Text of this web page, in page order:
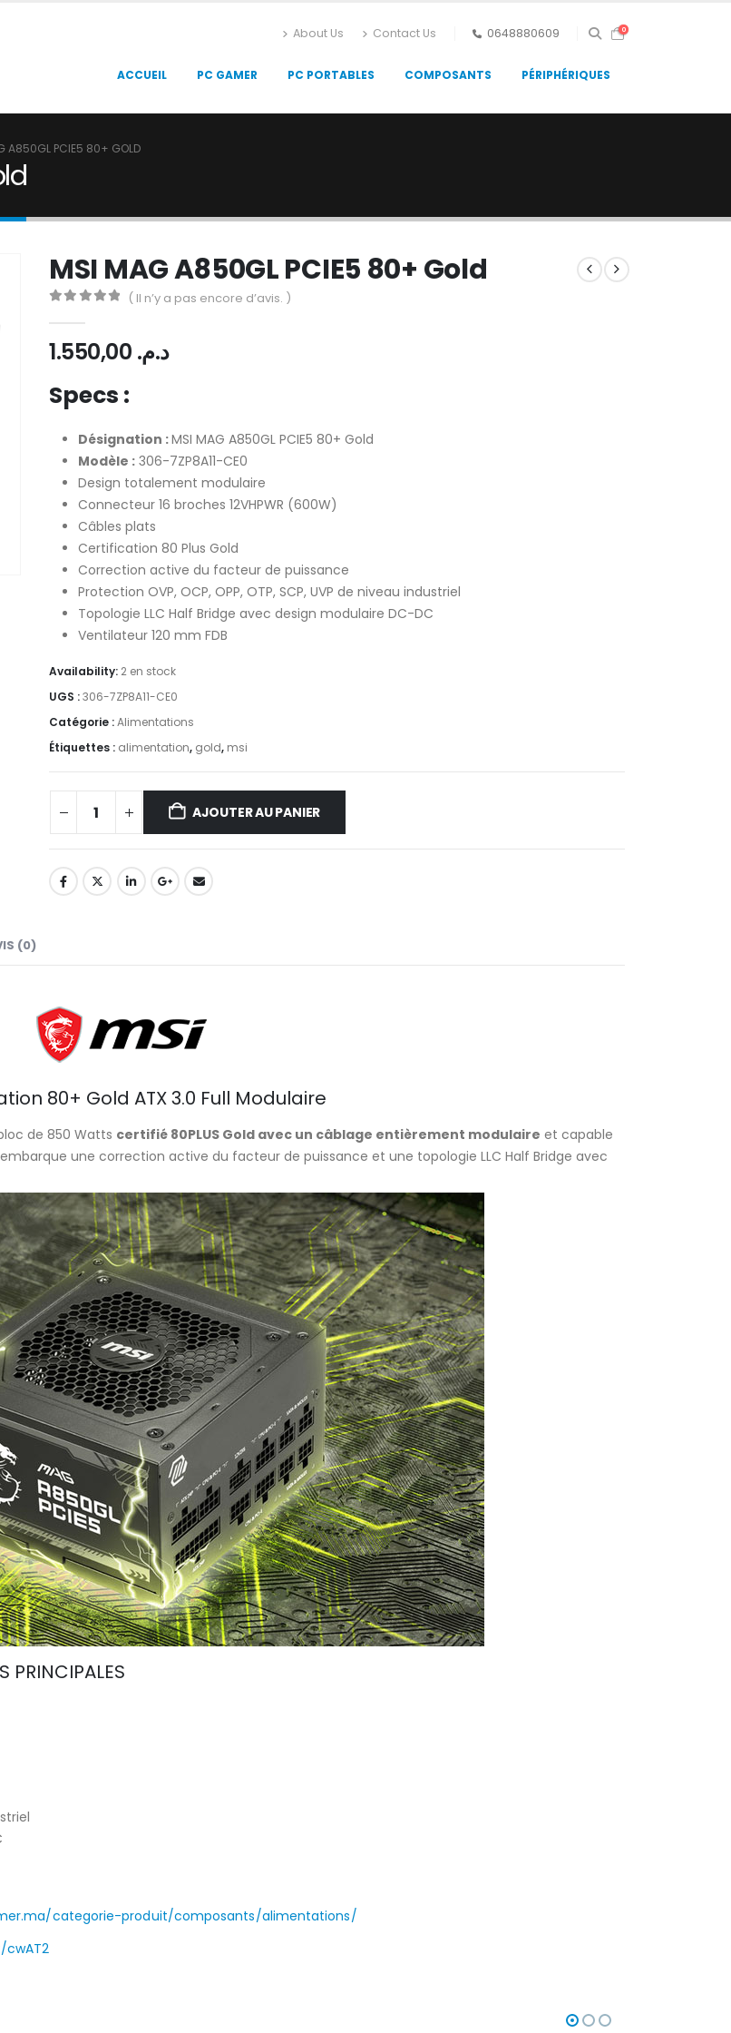
About Us Contact Us 0648880609 0
ACCUEIL PC GAMER PC PORTABLES COMPOSANTS PÉRIPHÉRIQUES
A850GL PCIE5 80+ GOLD
MSI MAG A850GL PCIE5 80+ Gold
( Il n’y a pas encore d’avis. )
د.م.
Specs :
Désignation :MSI MAG A850GL PCIE5 80+ Gold
Modèle : 306-7ZP8A11-CE0
Design totalement modulaire
Connecteur 16 broches 12VHPWR (600W)
Câbles plats
Certification 80 Plus Gold
Correction active du facteur de puissance
Protection OVP, OCP, OPP, OTP, SCP, UVP de niveau industriel
Topologie LLC Half Bridge avec design modulaire DC-DC
Ventilateur 120 mm FDB
Availability: 2 en stock
UGS :306-7ZP8A11-CE0
Catégorie :Alimentations
Étiquettes : alimentation, gold, msi
AJOUTER AU PANIER
(0)
80+ Gold ATX 3.0 Full Modulaire
de 850 Watts certifié 80PLUS Gold avec un câblage entièrement modulaire et capable
une correction active du facteur de puissance et une topologie LLC Half Bridge avec
PRINCIPALES
categorie-produit/composants/alimentations/